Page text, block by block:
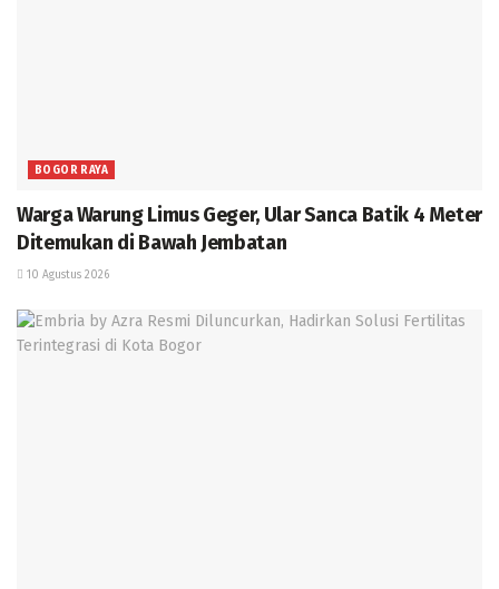
BOGOR RAYA
Warga Warung Limus Geger, Ular Sanca Batik 4 Meter
Ditemukan di Bawah Jembatan
10 Agustus 2026